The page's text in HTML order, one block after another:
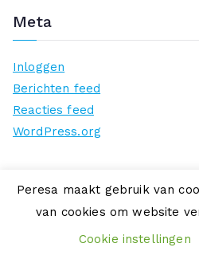
Meta
Inloggen
Berichten feed
Reacties feed
WordPress.org
Copyright © 2026 Peresa.
WordPress
Peresa maakt gebruik van
van cookies om website
Cookie instellingen